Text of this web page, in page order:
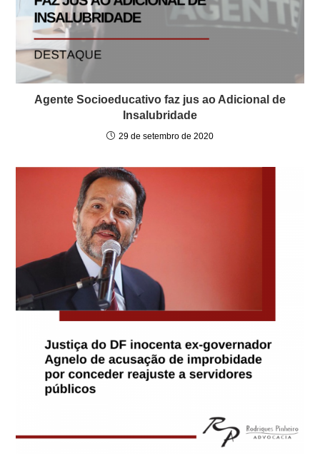
Agente Socioeducativo faz jus ao Adicional de
Insalubridade
29 de setembro de 2020